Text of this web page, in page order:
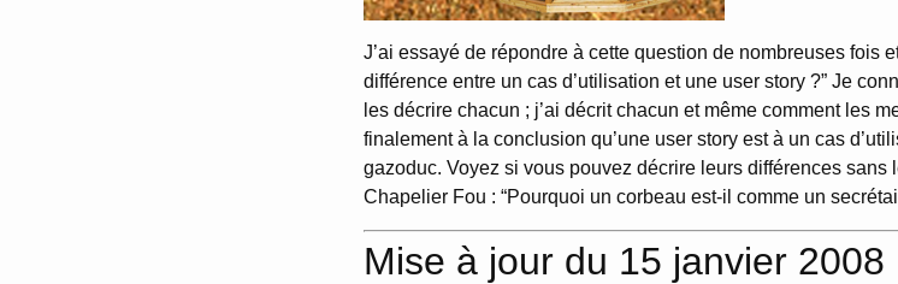
J’ai essayé de répondre à cette question de nombreuses fois
différence entre un cas d’utilisation et une user story ?” Je
les décrire chacun ; j’ai décrit chacun et même comment les
finalement à la conclusion qu’une user story est à un cas
gazoduc. Voyez si vous pouvez décrire leurs différences sans
Chapelier Fou : “Pourquoi un corbeau est-il comme un
Mise à jour du 15 janvier 2008